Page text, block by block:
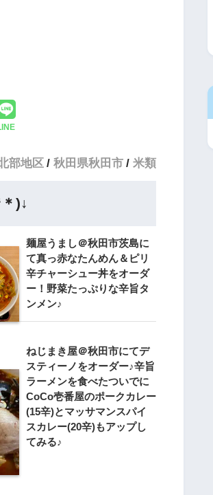
部地区 秋田県秋田市 米類
)↓
麺屋うまし＠秋田市茨島に
て真っ赤なたんめん＆ピリ
辛チャーシュー丼をオーダ
ー！野菜たっぷりな辛旨タ
ンメン♪
ねじまき屋＠秋田市にてデ
スティーノをオーダー♪辛旨
ラーメンを食べたついでに
CoCo壱番屋のポークカレー
(15辛)とマッサマンスパイ
スカレー(20辛)もアップし
てみる♪